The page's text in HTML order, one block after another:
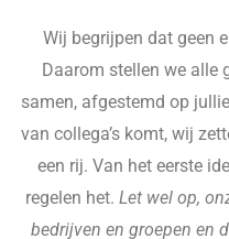
Wij begrijpen dat geen
Daarom stellen we alle
samen, afgestemd op
van collega’s komt, wij
een rij. Van het eerste
regelen het. Let wel op,
bedrijven en groepen en